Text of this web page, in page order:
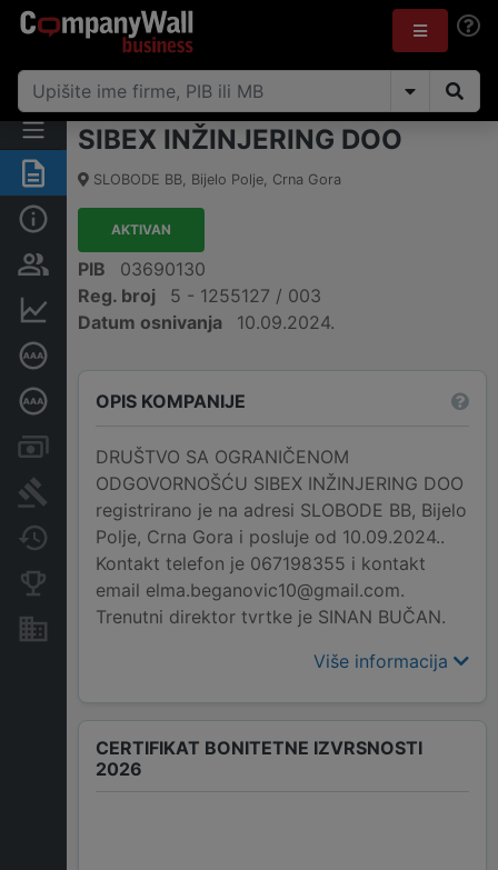
Sažetak
Osobe i vlasništvo
Finansijski podaci
Dubinska bonitetna ocjena
Računi i blokade
Arhiva sudskih objava
Promjene
Konkurentne kompanije
Nekretnine i imovina
SIBEX INŽINJERING DOO
SLOBODE BB, Bijelo Polje, Crna Gora
AKTIVAN
PIB
03690130
Reg. broj
5 - 1255127 / 003
Datum osnivanja
10.09.2024.
OPIS KOMPANIJE
DRUŠTVO SA OGRANIČENOM
ODGOVORNOŠĆU SIBEX INŽINJERING DOO
registrirano je na adresi SLOBODE BB, Bijelo
Polje, Crna Gora i posluje od 10.09.2024..
Kontakt telefon je 067198355 i kontakt
email elma.beganovic10@gmail.com.
Trenutni direktor tvrtke je SINAN BUČAN.
Više informacija
CERTIFIKAT BONITETNE IZVRSNOSTI
2026